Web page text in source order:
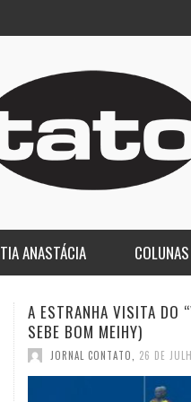
TIA ANASTÁCIA COLUNAS
QUASE: A PIOR PALAVRA
DICIONÁRIO (JC SEBE
JORNAL CONTATO 19 DE